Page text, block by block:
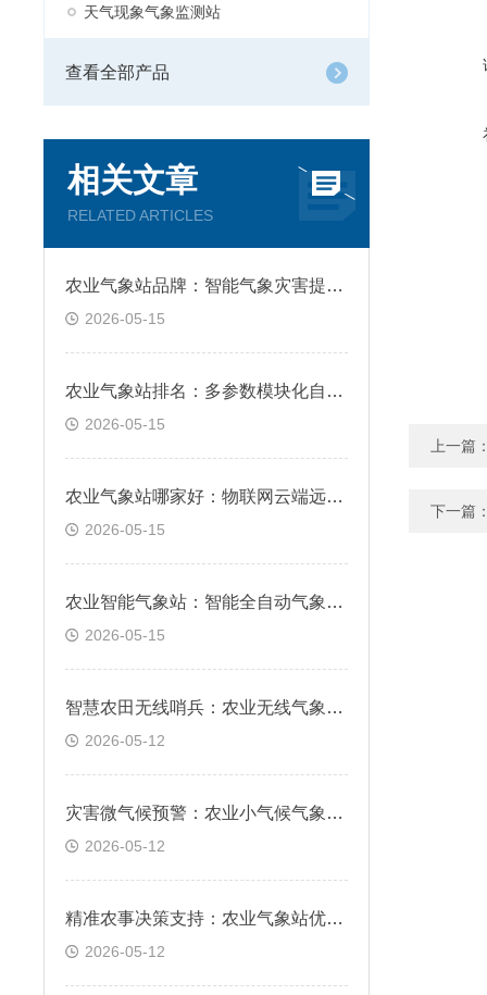
天气现象气象监测站
查看全部产品
相关文章
RELATED ARTICLES
农业气象站品牌：智能气象灾害提前预警告警
2026-05-15
农业气象站排名：多参数模块化自由组合适配
2026-05-15
农业气象站哪家好：物联网云端远程实时在线监测
2026-05-15
农业智能气象站：智能全自动气象要素精准采集
2026-05-15
智慧农田无线哨兵：农业无线气象站，实时预警霜冻与干旱风险
2026-05-12
灾害微气候预警：农业小气候气象站，科学防范局部气象风险
2026-05-12
精准农事决策支持：农业气象站优势，数据驱动科学种植管理
2026-05-12
上一篇
下一篇